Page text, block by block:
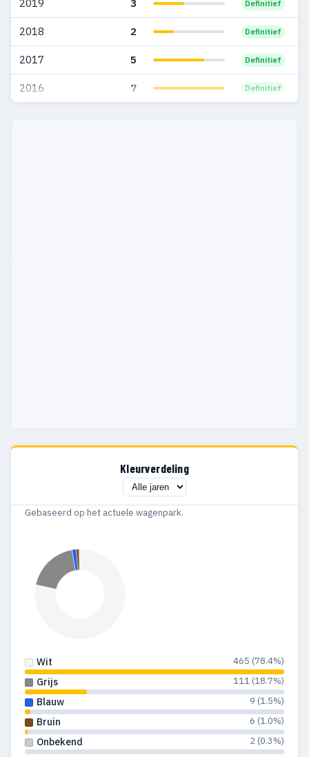
2019 3 Definitief
2018 2 Definitief
2017 5 Definitief
2016 7 Definitief
Kleurverdeling
Gebaseerd op het actuele wagenpark.
Wit 465 (78.4%)
Grijs 111 (18.7%)
Blauw 9 (1.5%)
Bruin 6 (1.0%)
Onbekend 2 (0.3%)